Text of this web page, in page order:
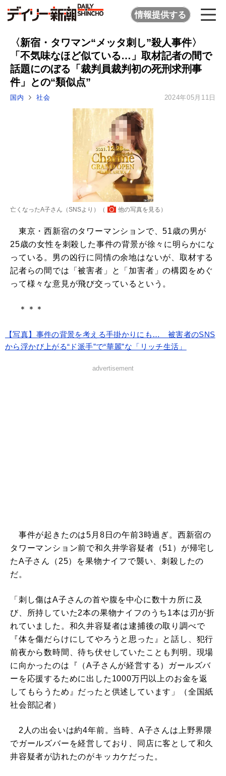
情報提供する
〈新宿・タワマン“メッタ刺し”殺人事件〉
「不気味なほど似ている…」取材記者の間で
話題にのぼる「裁判員裁判初の死刑求刑事
件」との“類似点”
国内 社会 2024年05月11日
亡くなったA子さん（SNSより）（ 他の写真を見る ）
東京・西新宿のタワーマンションで、51歳の男が
25歳の女性を刺殺した事件の背景が徐々に明らかにな
っている。男の凶行に同情の余地はないが、取材する
記者らの間では「被害者」と「加害者」の構図をめぐ
って様々な意見が飛び交っているという。
＊＊＊
【写真】事件の背景を考える手掛かりにも… 被害者のSNS
から浮かび上がる“ド派手”で“華麗”な「リッチ生活」
advertisement
事件が起きたのは5月8日の午前3時過ぎ。西新宿の
タワーマンション前で和久井学容疑者（51）が帰宅し
たA子さん（25）を果物ナイフで襲い、刺殺したの
だ。
「刺し傷はA子さんの首や腹を中心に数十カ所に及
び、所持していた2本の果物ナイフのうち1本は刃が折
れていました。和久井容疑者は逮捕後の取り調べで
『体を傷だらけにしてやろうと思った』と話し、犯行
前夜から数時間、待ち伏せしていたことも判明。現場
に向かったのは『（A子さんが経営する）ガールズバ
ーを応援するために出した1000万円以上のお金を返
してもらうため』だったと供述しています」（全国紙
社会部記者）
2人の出会いは約4年前。当時、A子さんは上野界隈
でガールズバーを経営しており、同店に客として和久
井容疑者が訪れたのがキッカケだった。